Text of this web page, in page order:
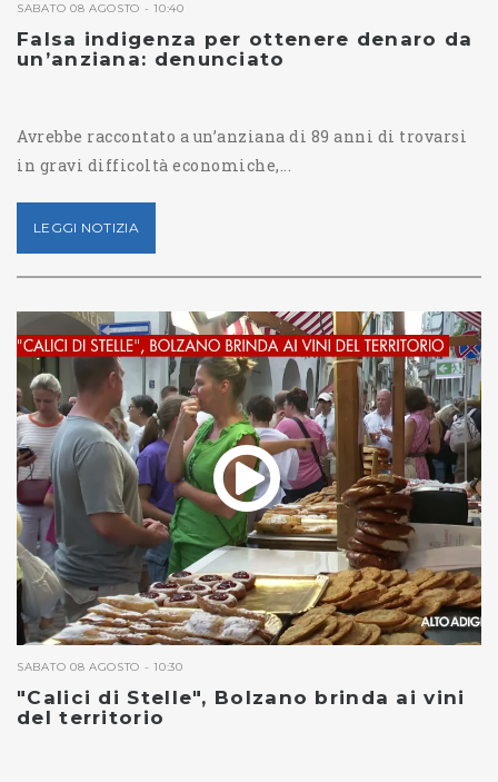
SABATO 08 AGOSTO - 10:40
Falsa indigenza per ottenere denaro da
un’anziana: denunciato
Avrebbe raccontato a un’anziana di 89 anni di trovarsi
in gravi difficoltà economiche,...
LEGGI NOTIZIA
SABATO 08 AGOSTO - 10:30
"Calici di Stelle", Bolzano brinda ai vini
del territorio